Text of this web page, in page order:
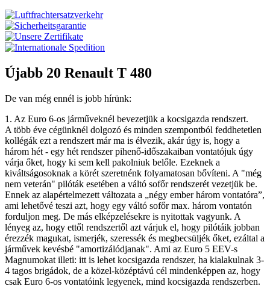
Újabb 20 Renault T 480
De van még ennél is jobb hírünk:
1. Az Euro 6-os járműveknél bevezetjük a kocsigazda rendszert.
A több éve cégünknél dolgozó és minden szempontból feddhetetlen
kollégák ezt a rendszert már ma is élvezik, akár úgy is, hogy a
három hét - egy hét rendszer pihenő-időszakaiban vontatójuk úgy
várja őket, hogy ki sem kell pakolniuk belőle. Ezeknek a
kiváltságosoknak a körét szeretnénk folyamatosan bővíteni. A "még
nem veterán" pilóták esetében a váltó sofőr rendszerét vezetjük be.
Ennek az alapértelmezett változata a „négy ember három vontatóra”,
ami lehetővé teszi azt, hogy egy váltó sofőr max. három vontatón
forduljon meg. De más elképzelésekre is nyitottak vagyunk. A
lényeg az, hogy ettől rendszertől azt várjuk el, hogy pilótáik jobban
érezzék magukat, ismerjék, szeressék és megbecsüljék őket, ezáltal a
járművek kevésbé "amortizálódjanak". Ami az Euro 5 EEV-s
Magnumokat illeti: itt is lehet kocsigazda rendszer, ha kialakulnak 3-
4 tagos brigádok, de a közel-középtávú cél mindenképpen az, hogy
csak Euro 6-os vontatóink legyenek, mind kocsigazda rendszerben.